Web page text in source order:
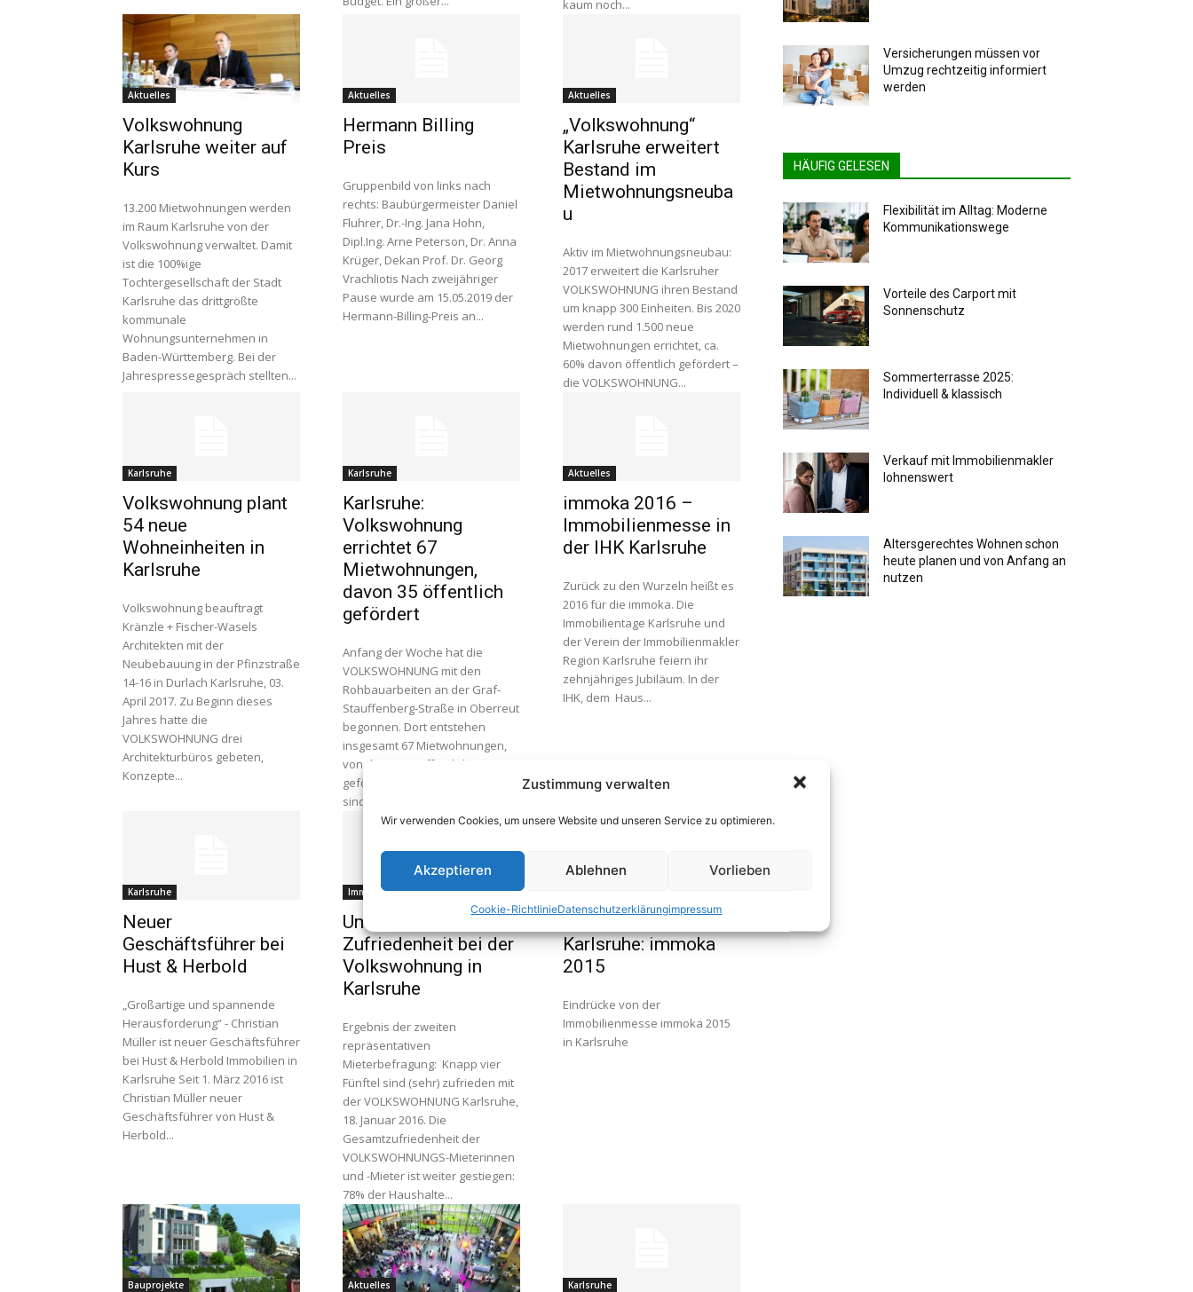
Zustimmung verwalten
Wir verwenden Cookies, um unsere Website und unseren Service zu optimieren.
Akzeptieren Ablehnen Vorlieben
Cookie-RichtlinieDatenschutzerklärungimpressum
kaum noch...
Aktuelles
Volkswohnung
Karlsruhe weiter auf
Kurs
13.200 Mietwohnungen werden
im Raum Karlsruhe von der
Volkswohnung verwaltet. Damit
ist die 100%ige
Tochtergesellschaft der Stadt
Karlsruhe das drittgrößte
kommunale
Wohnungsunternehmen in
Baden-Württemberg. Bei der
Jahrespressegespräch stellten...
Aktuelles
Hermann Billing
Preis
Gruppenbild von links nach
rechts: Baubürgermeister Daniel
Fluhrer, Dr.-Ing. Jana Hohn,
Dipl.Ing. Arne Peterson, Dr. Anna
Krüger, Dekan Prof. Dr. Georg
Vrachliotis Nach zweijähriger
Pause wurde am 15.05.2019 der
Hermann-Billing-Preis an...
Aktuelles
„Volkswohnung“
Karlsruhe erweitert
Bestand im
Mietwohnungsneuba
u
Aktiv im Mietwohnungsneubau:
2017 erweitert die Karlsruher
VOLKSWOHNUNG ihren Bestand
um knapp 300 Einheiten. Bis 2020
werden rund 1.500 neue
Mietwohnungen errichtet, ca.
60% davon öffentlich gefördert –
die VOLKSWOHNUNG...
Karlsruhe
Volkswohnung plant
54 neue
Wohneinheiten in
Karlsruhe
Volkswohnung beauftragt
Kränzle + Fischer-Wasels
Architekten mit der
Neubebauung in der Pfinzstraße
14-16 in Durlach Karlsruhe, 03.
April 2017. Zu Beginn dieses
Jahres hatte die
VOLKSWOHNUNG drei
Architekturbüros gebeten,
Konzepte...
Karlsruhe
Karlsruhe:
Volkswohnung
errichtet 67
Mietwohnungen,
davon 35 öffentlich
gefördert
Anfang der Woche hat die
VOLKSWOHNUNG mit den
Rohbauarbeiten an der Graf-
Stauffenberg-Straße in Oberreut
begonnen. Dort entstehen
insgesamt 67 Mietwohnungen,
von denen 35 öffentlich
gefördert und 32 freifinanziert
Aktuelles
immoka 2016 –
Immobilienmesse in
der IHK Karlsruhe
Zurück zu den Wurzeln heißt es
2016 für die immoka. Die
Immobilientage Karlsruhe und
der Verein der Immobilienmakler
Region Karlsruhe feiern ihr
zehnjähriges Jubiläum. In der
IHK, dem Haus...
Karlsruhe
Neuer
Geschäftsführer bei
Hust & Herbold
„Großartige und spannende
Herausforderung“ - Christian
Müller ist neuer Geschäftsführer
bei Hust & Herbold Immobilien in
Karlsruhe Seit 1. März 2016 ist
Christian Müller neuer
Geschäftsführer von Hust &
Herbold...
Immobilien: Fakten und Zahlen
Umfrage: Hohe
Zufriedenheit bei der
Volkswohnung in
Karlsruhe
Ergebnis der zweiten
repräsentativen
Mieterbefragung: Knapp vier
Fünftel sind (sehr) zufrieden mit
der VOLKSWOHNUNG Karlsruhe,
18. Januar 2016. Die
Gesamtzufriedenheit der
VOLKSWOHNUNGS-Mieterinnen
und -Mieter ist weiter gestiegen:
78% der Haushalte...
Immobilienmesse in
Karlsruhe: immoka
2015
Eindrücke von der
Immobilienmesse immoka 2015
in Karlsruhe
Bauprojekte Aktuelles Karlsruhe
Versicherungen müssen vor
Umzug rechtzeitig informiert
werden
HÄUFIG GELESEN
Flexibilität im Alltag: Moderne
Kommunikationswege
Vorteile des Carport mit
Sonnenschutz
Sommerterrasse 2025:
Individuell & klassisch
Verkauf mit Immobilienmakler
lohnenswert
Altersgerechtes Wohnen schon
heute planen und von Anfang an
nutzen